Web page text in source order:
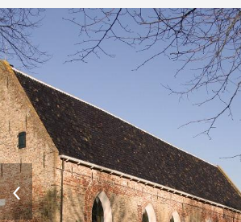
Contact
Vaktaal
‹